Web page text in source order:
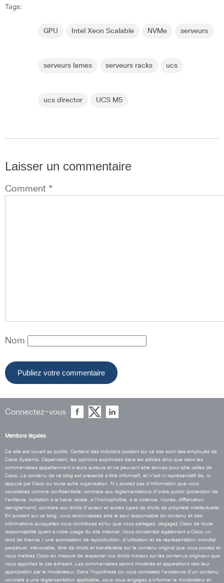
Tags:
GPU Intel Xeon Scalable NVMe serveurs
serveurs lames serveurs racks ucs
ucs director UCS M5
Laisser un commentaire
Comment *
Nom
Connectez-vous
Mentions légales
Ce site est ouvert au public. Certains des individus postant sur ce site sont des employés de
Cisco Systems. Cependant, les opinions exprimées dans les articles ainsi que dans les
commentaires appartiennent a leurs auteurs et ne peuvent etre tenues pour etre celles de
Cisco. Le contenu de ce blog est présenté a titre informatif, et n’est ni représentatif de, ni
appuyé par Cisco ou toute autre organisation. N’y postez pas d’information que vous
considérez comme confidentielle, contraire aux réglementations d’ordre public (protection de
l’enfance, incitation a la haine raciale, a l’homophobie, a la violence, injures, diffamation,
dénigrement), contraire aux droits d’auteur et autres types de droits de propriété intellectuelle.
En postant sur ce blog, vous reconnaissez etre le seul responsable du contenu et des
informations auxquelles vous contribuez et/ou que vous partagez, dégagez Cisco de toute
responsabilité quant a votre usage du site internet. Vous consentez également a Cisco un
droit de licence / une autorisation de reproduction, d’utilisation et de représentation mondial,
perpétuel, irrévocable, libre de droits et transférable sur le contenu original que vous postez et
vous mettrez Cisco en mesure de respecter vos droits moraux sur les contenus originaux que
vous apportez le cas échéant. Les commentaires seront modérés et apparaitront des leur
approbation par le modérateur. Dans l’hypothese ou vous constatez l’existence d’un contenu
contraire a une réglementation applicable, vous vous engagez a informer le modérateur et